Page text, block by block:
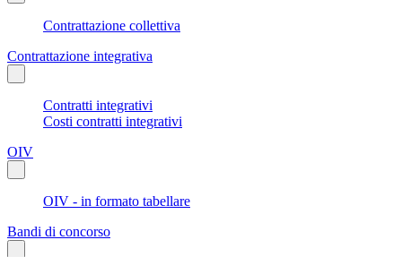
Contrattazione collettiva
Contrattazione integrativa
Contratti integrativi
Costi contratti integrativi
OIV
OIV - in formato tabellare
Bandi di concorso